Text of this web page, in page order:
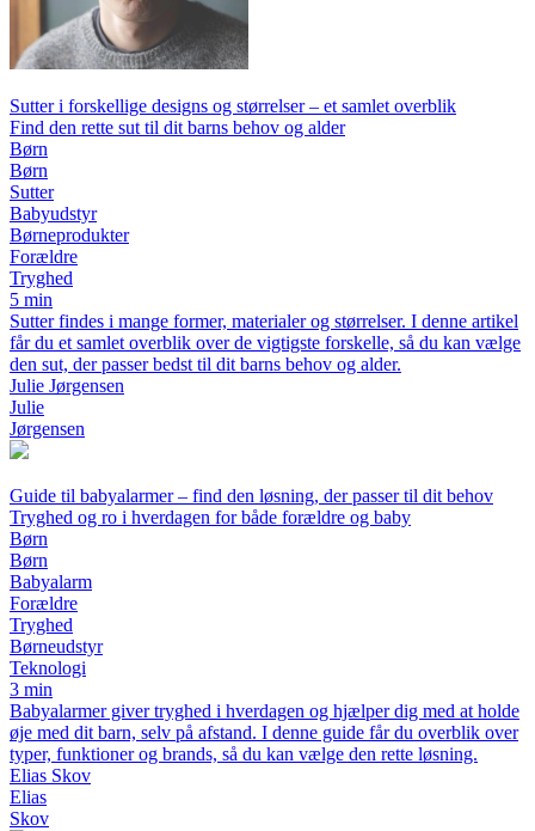
Sutter i forskellige designs og størrelser – et samlet overblik
Find den rette sut til dit barns behov og alder
Børn
Børn
Sutter
Babyudstyr
Børneprodukter
Forældre
Tryghed
5 min
Sutter findes i mange former, materialer og størrelser. I denne artikel
får du et samlet overblik over de vigtigste forskelle, så du kan vælge
den sut, der passer bedst til dit barns behov og alder.
Julie Jørgensen
Julie
Jørgensen
Guide til babyalarmer – find den løsning, der passer til dit behov
Tryghed og ro i hverdagen for både forældre og baby
Børn
Børn
Babyalarm
Forældre
Tryghed
Børneudstyr
Teknologi
3 min
Babyalarmer giver tryghed i hverdagen og hjælper dig med at holde
øje med dit barn, selv på afstand. I denne guide får du overblik over
typer, funktioner og brands, så du kan vælge den rette løsning.
Elias Skov
Elias
Skov